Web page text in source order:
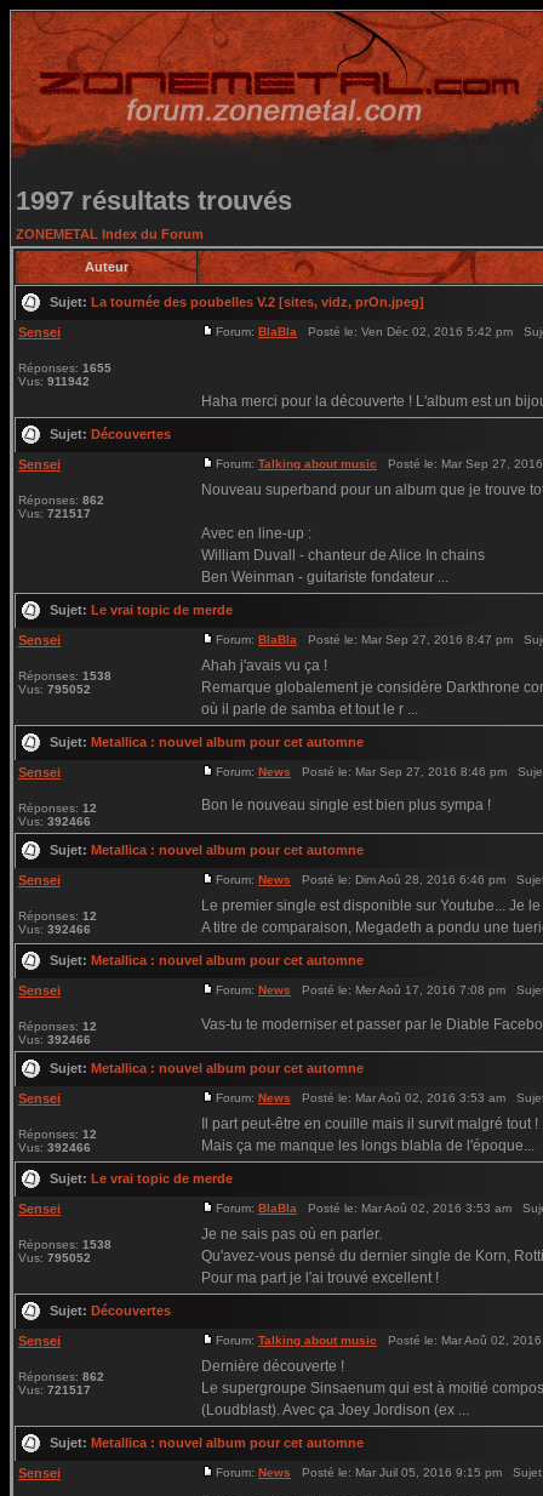
1997 résultats trouvés
ZONEMETAL Index du Forum
Auteur
Sujet: La tournée des poubelles V.2 [sites, vidz, prOn.jpeg]
Sensei
Réponses: 1655
Vus: 911942
Forum: BlaBla Posté le: Ven Déc 02, 2016 5:42 pm
Haha merci pour la découverte ! L'album est un
Sujet: Découvertes
Sensei
Réponses: 862
Vus: 721517
Forum: Talking about music Posté le: Mar Sep 27,
Nouveau superband pour un album que je trouve
Avec en line-up :
William Duvall - chanteur de Alice In chains
Ben Weinman - guitariste fondateur ...
Sujet: Le vrai topic de merde
Sensei
Réponses: 1538
Vus: 795052
Forum: BlaBla Posté le: Mar Sep 27, 2016 8:47 pm
Ahah j'avais vu ça !
Remarque globalement je considère Darkthrone
où il parle de samba et tout le r ...
Sujet: Metallica : nouvel album pour cet automne
Sensei
Réponses: 12
Vus: 392466
Forum: News Posté le: Mar Sep 27, 2016 8:46 pm
Bon le nouveau single est bien plus sympa !
Sujet: Metallica : nouvel album pour cet automne
Sensei
Réponses: 12
Vus: 392466
Forum: News Posté le: Dim Aoû 28, 2016 6:46 pm
Le premier single est disponible sur Youtube... Je
A titre de comparaison, Megadeth a pondu une
Sujet: Metallica : nouvel album pour cet automne
Sensei
Réponses: 12
Vus: 392466
Forum: News Posté le: Mer Aoû 17, 2016 7:08 pm
Vas-tu te moderniser et passer par le Diable
Sujet: Metallica : nouvel album pour cet automne
Sensei
Réponses: 12
Vus: 392466
Forum: News Posté le: Mar Aoû 02, 2016 3:53 am
Il part peut-être en couille mais il survit malgré tout !
Mais ça me manque les longs blabla de l'époque...
Sujet: Le vrai topic de merde
Sensei
Réponses: 1538
Vus: 795052
Forum: BlaBla Posté le: Mar Aoû 02, 2016 3:53 am
Je ne sais pas où en parler.
Qu'avez-vous pensé du dernier single de Korn,
Pour ma part je l'ai trouvé excellent !
Sujet: Découvertes
Sensei
Réponses: 862
Vus: 721517
Forum: Talking about music Posté le: Mar Aoû 02,
Dernière découverte !
Le supergroupe Sinsaenum qui est à moitié
(Loudblast). Avec ça Joey Jordison (ex ...
Sujet: Metallica : nouvel album pour cet automne
Sensei Forum: News Posté le: Mar Juil 05, 2016 9:15 pm